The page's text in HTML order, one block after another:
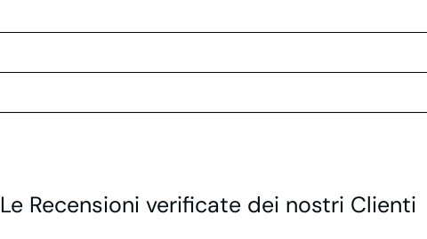
Le Recensioni verificate dei nostri Clienti